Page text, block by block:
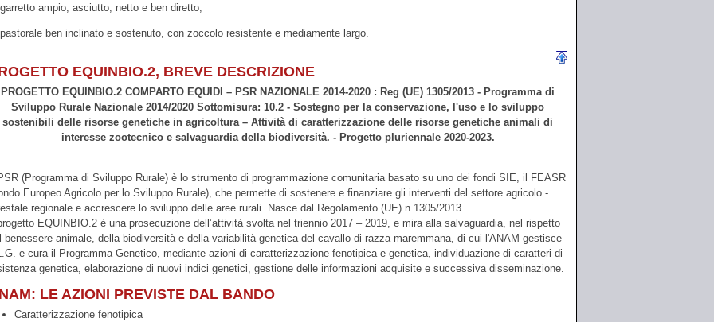
ampio, asciutto, netto e ben diretto;
ben inclinato e sostenuto, con zoccolo resistente e mediamente largo.
EQUINBIO.2, BREVE DESCRIZIONE
PROGETTO EQUINBIO.2 COMPARTO EQUIDI – PSR NAZIONALE 2014-2020 : Reg (UE) 1305/2013 - Programma di
Sviluppo Rurale Nazionale 2014/2020 Sottomisura: 10.2 - Sostegno per la conservazione, l'uso e lo sviluppo
sostenibili delle risorse genetiche in agricoltura – Attività di caratterizzazione delle risorse genetiche animali di
interesse zootecnico e salvaguardia della biodiversità. - Progetto pluriennale 2020-2023.
(Programma di Sviluppo Rurale) è lo strumento di programmazione comunitaria basato su uno dei fondi SIE, il FEASR
Europeo Agricolo per lo Sviluppo Rurale), che permette di sostenere e finanziare gli interventi del settore agricolo -
regionale e accrescere lo sviluppo delle aree rurali. Nasce dal Regolamento (UE) n.1305/2013 .
EQUINBIO.2 è una prosecuzione dell’attività svolta nel triennio 2017 – 2019, e mira alla salvaguardia, nel rispetto
benessere animale, della biodiversità e della variabilità genetica del cavallo di razza maremmana, di cui l'ANAM gestisce
e cura il Programma Genetico, mediante azioni di caratterizzazione fenotipica e genetica, individuazione di caratteri di
genetica, elaborazione di nuovi indici genetici, gestione delle informazioni acquisite e successiva disseminazione.
LE AZIONI PREVISTE DAL BANDO
Caratterizzazione fenotipica